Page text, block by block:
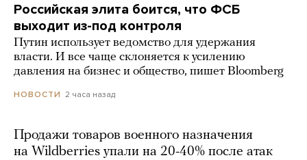
Российская элита боится, что ФСБ
выходит из-под контроля
Путин использует ведомство для удержания
власти. И все чаще склоняется к усилению
давления на бизнес и общество, пишет Bloomberg
НОВОСТИ 2 часа назад
Продажи товаров военного назначения
на Wildberries упали на 20-40% после атак